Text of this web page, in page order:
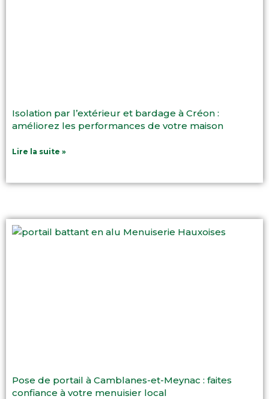
Isolation par l’extérieur et bardage à Créon :
améliorez les performances de votre maison
Lire la suite »
Pose de portail à Camblanes-et-Meynac : faites
confiance à votre menuisier local